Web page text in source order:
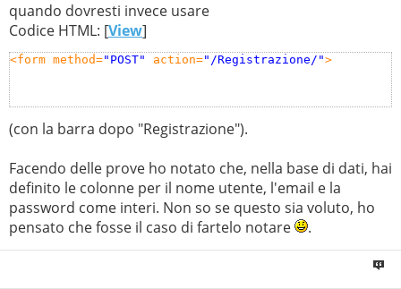
quando dovresti invece usare
Codice HTML: [View]
<form method="POST" action="/Registrazione/">
(con la barra dopo "Registrazione").
Facendo delle prove ho notato che, nella base di dati, hai
definito le colonne per il nome utente, l'email e la
password come interi. Non so se questo sia voluto, ho
pensato che fosse il caso di fartelo notare
.